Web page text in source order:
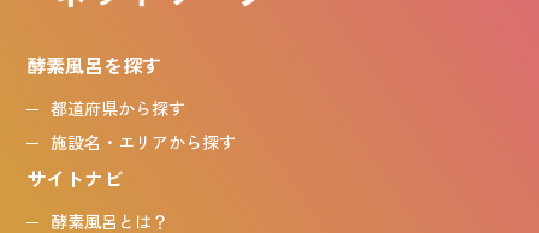
酵素風呂を探す
都道府県から探す
施設名・エリアから探す
サイトナビ
酵素風呂とは？